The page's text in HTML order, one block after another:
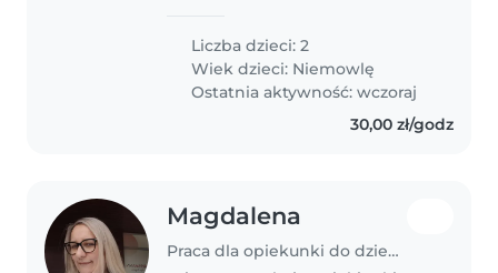
bliźniaków.
Liczba dzieci: 2
Wiek dzieci: Niemowlę
Ostatnia aktywność: wczoraj
30,00 zł/godz
Magdalena
Praca dla opiekunki do dziecka w Gliwice